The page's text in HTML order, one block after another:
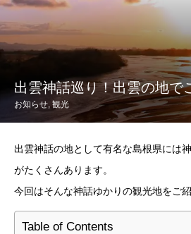
出雲神話巡り！出雲の地で
お知らせ, 観光
出雲神話の地として有名な島根県には
がたくさんあります。
今回はそんな神話ゆかりの観光地をご
Table of Contents